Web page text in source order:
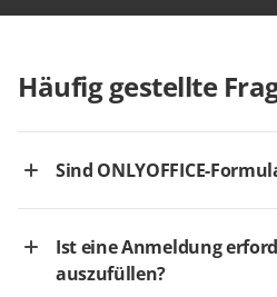
Häufig gestellte
Sind ONLYOFFICE-
Ist eine Anmeldung
auszufüllen?